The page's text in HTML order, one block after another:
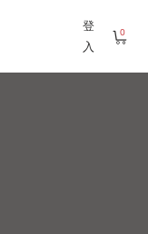
登
入
0